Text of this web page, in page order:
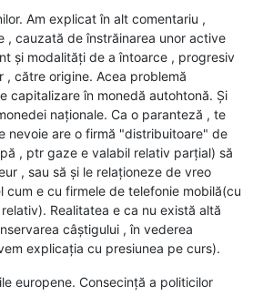
Am explicat în alt comentariu ,
, cauzată de înstrăinarea unor active
și modalități de a întoarce , progresiv
, către origine. Acea problemă
capitalizare în monedă autohtonă. Și
naționale. Ca o paranteză , te
nevoie are o firmă "distribuitoare" de
, ptr gaze e valabil relativ parțial) să
, sau să și le relaționeze de vreo
cum e cu firmele de telefonie mobilă(cu
Realitatea e ca nu există altă
câștigului , în vederea
explicația cu presiunea pe curs).
europene. Consecință a politicilor